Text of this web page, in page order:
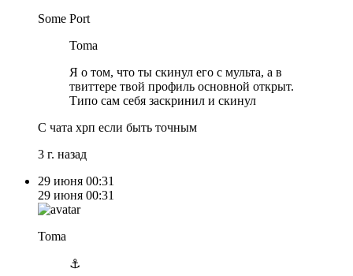
Some Port
Toma
Я о том, что ты скинул его с мульта, а в
твиттере твой профиль основной открыт.
Типо сам себя заскринил и скинул
С чата хрп если быть точным
3 г. назад
29 июня 00:31
29 июня 00:31
Toma
⚓️